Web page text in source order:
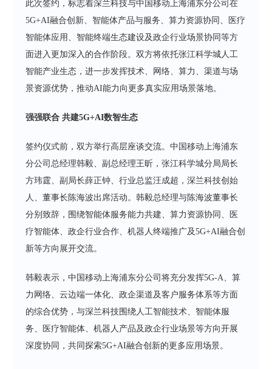
此次签约，标志着深兰科技与中国移动上海浦东分公司在
5G+AI融合创新、智能体产品与服务、算力资源协同、医疗
智能体应用、智能终端生态建设及政企行业场景协同等方
面进入更加深入的合作阶段。双方将依托张江科学城人工
智能产业生态，进一步发挥技术、网络、算力、渠道与场
景资源优势，推动AI能力向更多真实应用场景落地。
强强联合 共建5G+AI数智生态
签约仪式前，双方举行高层座谈交流。中国移动上海浦东
分公司总经理韩毅、副总经理王昕，张江科学城分局局长
方玮霆、副局长薛正钟、行业总监汪成超，深兰科技创始
人、董事长陈海波出席活动。韩毅总经理与陈海波董事长
分别致辞，围绕智能体服务能力共建、算力资源协同、医
疗智能体、政企行业合作、机器人终端推广及5G+AI融合创
新等方向展开交流。
韩毅表示，中国移动上海浦东分公司将充分发挥5G-A、算
力网络、云边端一体化、政企渠道及客户服务体系等方面
的综合优势，与深兰科技围绕人工智能技术、智能体服
务、医疗智能体、机器人产品及政企行业场景等方向开展
深度协同，共同探索5G+AI融合创新的更多应用场景。